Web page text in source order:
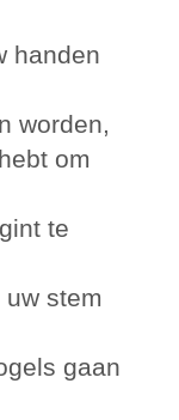
handen
worden,
om
te
stem
gaan